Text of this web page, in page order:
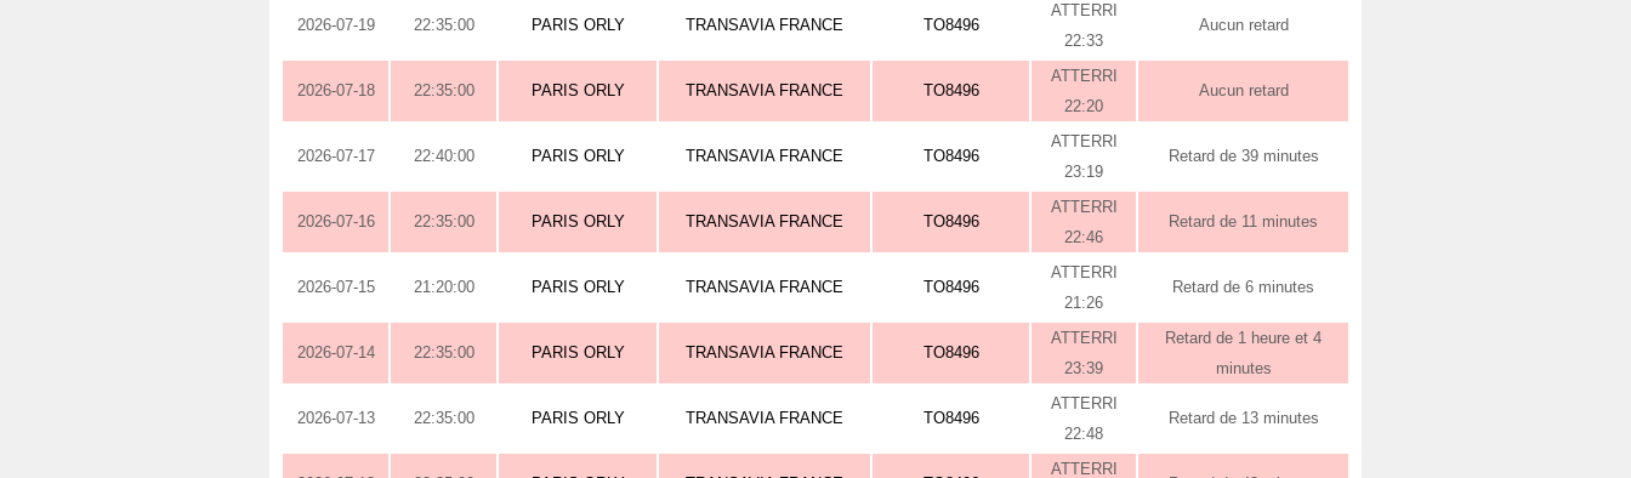
2026-07-19 22:35:00 PARIS ORLY TRANSAVIA FRANCE TO8496
ATTERRI
22:33
Aucun retard
2026-07-18 22:35:00 PARIS ORLY TRANSAVIA FRANCE TO8496
ATTERRI
22:20
Aucun retard
2026-07-17 22:40:00 PARIS ORLY TRANSAVIA FRANCE TO8496
ATTERRI
23:19
Retard de 39 minutes
2026-07-16 22:35:00 PARIS ORLY TRANSAVIA FRANCE TO8496
ATTERRI
22:46
Retard de 11 minutes
2026-07-15 21:20:00 PARIS ORLY TRANSAVIA FRANCE TO8496
ATTERRI
21:26
Retard de 6 minutes
2026-07-14 22:35:00 PARIS ORLY TRANSAVIA FRANCE TO8496
ATTERRI
23:39
Retard de 1 heure et 4
minutes
2026-07-13 22:35:00 PARIS ORLY TRANSAVIA FRANCE TO8496
ATTERRI
22:48
Retard de 13 minutes
ATTERRI